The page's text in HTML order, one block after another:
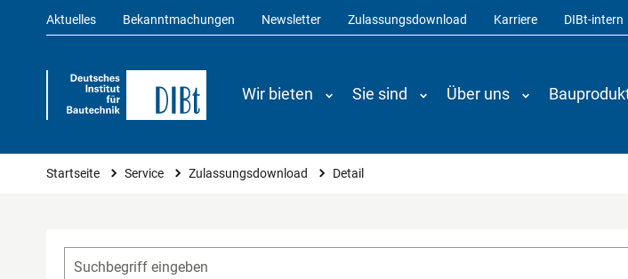
Aktuelles Bekanntmachungen Newsletter Zulassungsdownload Karriere DIBt-intern
Wir bieten Sie sind Über uns
Sie sind hier
Startseite Service Zulassungsdownload Detail